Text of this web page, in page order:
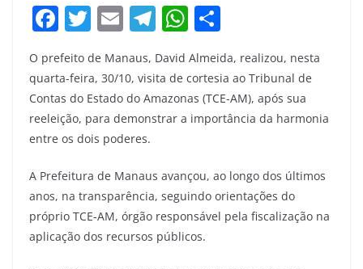
F
a
c
e
b
o
o
k
T
w
itt
er
E
ai
l
T
el
e
gr
a
W
h
at
s
A
p
h
ar
e
O prefeito de Manaus, David Almeida, realizou, nesta
quarta-feira, 30/10, visita de cortesia ao Tribunal de
Contas do Estado do Amazonas (TCE-AM), após sua
reeleição, para demonstrar a importância da harmonia
entre os dois poderes.
A Prefeitura de Manaus avançou, ao longo dos últimos
anos, na transparência, seguindo orientações do
próprio TCE-AM, órgão responsável pela fiscalização na
aplicação dos recursos públicos.